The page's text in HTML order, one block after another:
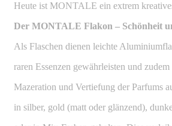
Heute ist MONTALE ein extrem
Der MONTALE Flakon – Schönheit
Als Flaschen dienen leichte
raren Essenzen gewährleisten und
Mazeration und Vertiefung der Parfums
in silber, gold (matt oder glänzend),